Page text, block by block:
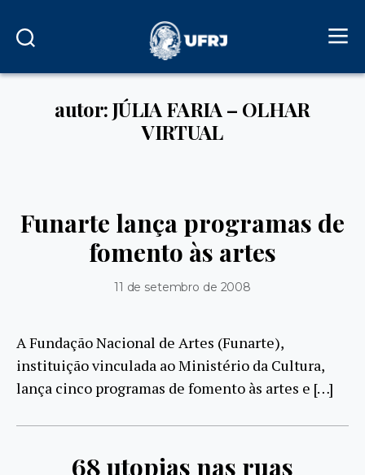
autor: JÚLIA FARIA – OLHAR
VIRTUAL
Funarte lança programas de
fomento às artes
11 de setembro de 2008
A Fundação Nacional de Artes (Funarte),
instituição vinculada ao Ministério da Cultura,
lança cinco programas de fomento às artes e […]
68 utopias nas ruas